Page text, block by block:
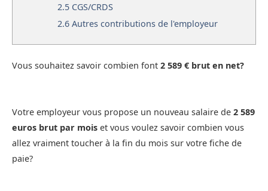
2.5 CGS/CRDS
2.6 Autres contributions de l'employeur
Vous souhaitez savoir combien font 2 589 € brut en net?
Votre employeur vous propose un nouveau salaire de 2 589
euros brut par mois et vous voulez savoir combien vous
allez vraiment toucher à la fin du mois sur votre fiche de
paie?